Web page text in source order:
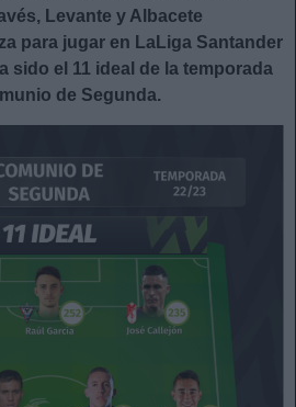
Levante y Albacete
para jugar en LaLiga Santander
sido el 11 ideal de la temporada
de Segunda.